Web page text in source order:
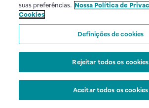
suas preferências. Nossa Política de
Cookies
Definições de cookies
Rejeitar todos os cookies
Aceitar todos os cookies